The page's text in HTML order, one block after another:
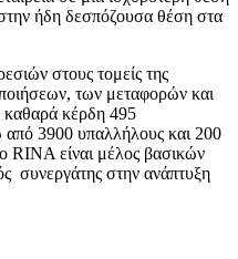
ήδη δεσπόζουσα θέση στα
στους τομείς της
των μεταφορών και
κέρδη 495
3900 υπαλλήλους και 200
RINA είναι μέλος βασικών
συνεργάτης στην ανάπτυξη